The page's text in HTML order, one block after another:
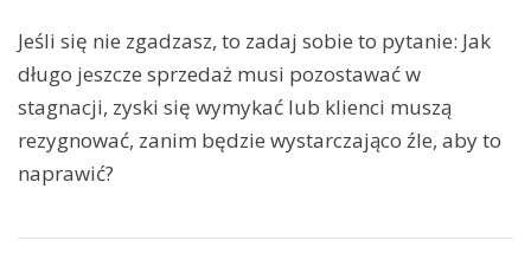
Jeśli się nie zgadzasz, to zadaj sobie to pytanie: Jak
długo jeszcze sprzedaż musi pozostawać w
stagnacji, zyski się wymykać lub klienci muszą
rezygnować, zanim będzie wystarczająco źle, aby to
naprawić?